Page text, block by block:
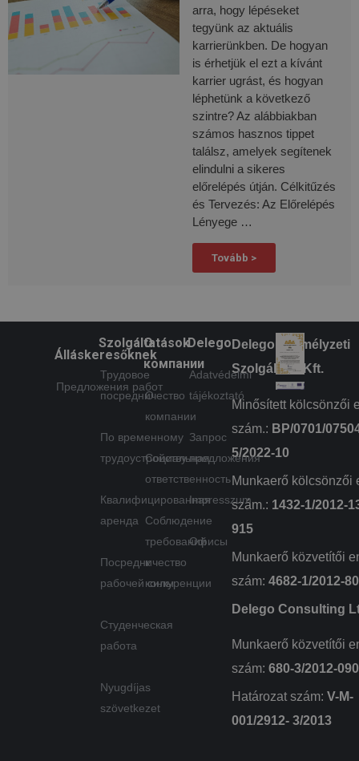
arra, hogy lépéseket
tegyünk az aktuális
karrierünkben. De hogyan
is érhetjük el ezt a kívánt
karrier ugrást, és hogyan
léphetünk a következő
szintre? Az alábbiakban
számos hasznos tippet
találsz, amelyek segítenek
elindulni a sikeres
előrelépés útján. Célkitűzés
és Tervezés: Az Előrelépés
Lényege …
Tovább >
Álláskeresőknek
Предложения работ
Szolgáltatások
Трудовое
посредничество
По временному
трудоустройству
Квалифицированная
аренда
Посредничество
рабочей силы
Студенческая
работа
Nyugdíjas
szövetkezet
О
компании
О
компании
Социальная
ответственность
Соблюдение
требований
к
конкуренции
Delego
Adatvédelmi
tájékoztató
Запрос
предложения
Impresszum
Офисы
Delego Személyzeti
Szolgáltató Kft.
Minősített kölcsönzői
szám.: BP/0701/
5/2022-10
Munkaerő kölcsönzői
szám.: 1432-1/2012-
915
Munkaerő közvetítői
szám:4682-1/2012-
Delego Consulting
Munkaerő közvetítői
szám:680-3/2012-
Határozat szám:V-M-
001/2912- 3/2013